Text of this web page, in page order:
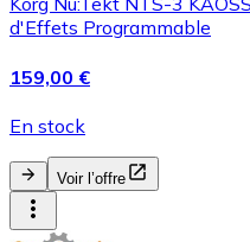
d'Effets Programmable
159,00 €
En stock
Voir l’offre